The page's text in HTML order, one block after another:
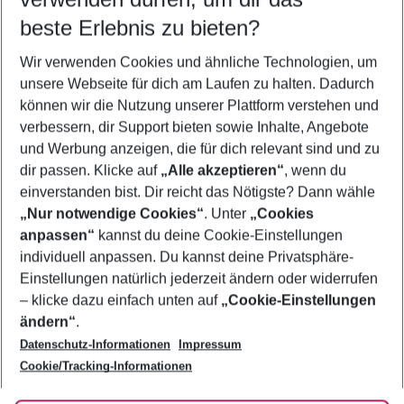
5-8 Nächte
2 Erwachsene Keine Kinder
Mehr Filter anzeigen
Footer
Footer navigation
Über uns
AGB
Bestpreisgarantie
Cookie-Einstellungen ändern
Cookie-Richtlinie
Agenturbetreuung
Barrierefreies Reisen
Folge uns
beste Erlebnis zu bieten?
Wir verwenden Cookies und ähnliche Technologien, um
unsere Webseite für dich am Laufen zu halten. Dadurch
können wir die Nutzung unserer Plattform verstehen und
verbessern, dir Support bieten sowie Inhalte, Angebote
und Werbung anzeigen, die für dich relevant sind und zu
dir passen. Klicke auf „Alle akzeptieren“, wenn du
einverstanden bist. Dir reicht das Nötigste? Dann wähle
„Nur notwendige Cookies“. Unter „Cookies
anpassen“ kannst du deine Cookie-Einstellungen
individuell anpassen. Du kannst deine Privatsphäre-
Einstellungen natürlich jederzeit ändern oder widerrufen
– klicke dazu einfach unten auf „Cookie-Einstellungen
ändern“.
Datenschutz-Informationen
Impressum
Cookie/Tracking-Informationen